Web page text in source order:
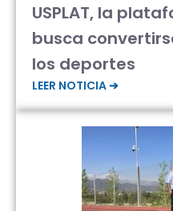
USPLAT, la
busca
los deportes
LEER NOTICIA ➔